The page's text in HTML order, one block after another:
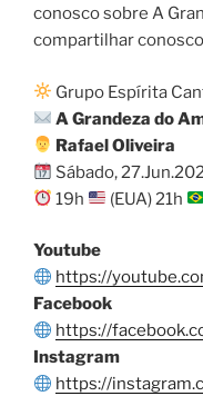
conosco sobre A
compartilhar
Grupo Espírita
A Grandeza do
Rafael Oliveira
Sábado,
19h
(EUA) 21h
Youtube
https://
Facebook
https://
Instagram
https://